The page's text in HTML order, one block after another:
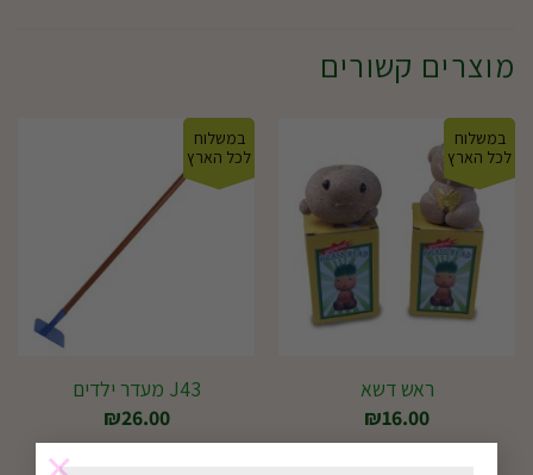
מוצרים קשורים
במשלוח
לכל הארץ
ראש דשא
₪16.00
במשלוח
לכל הארץ
J43 מעדר ילדים
₪26.00